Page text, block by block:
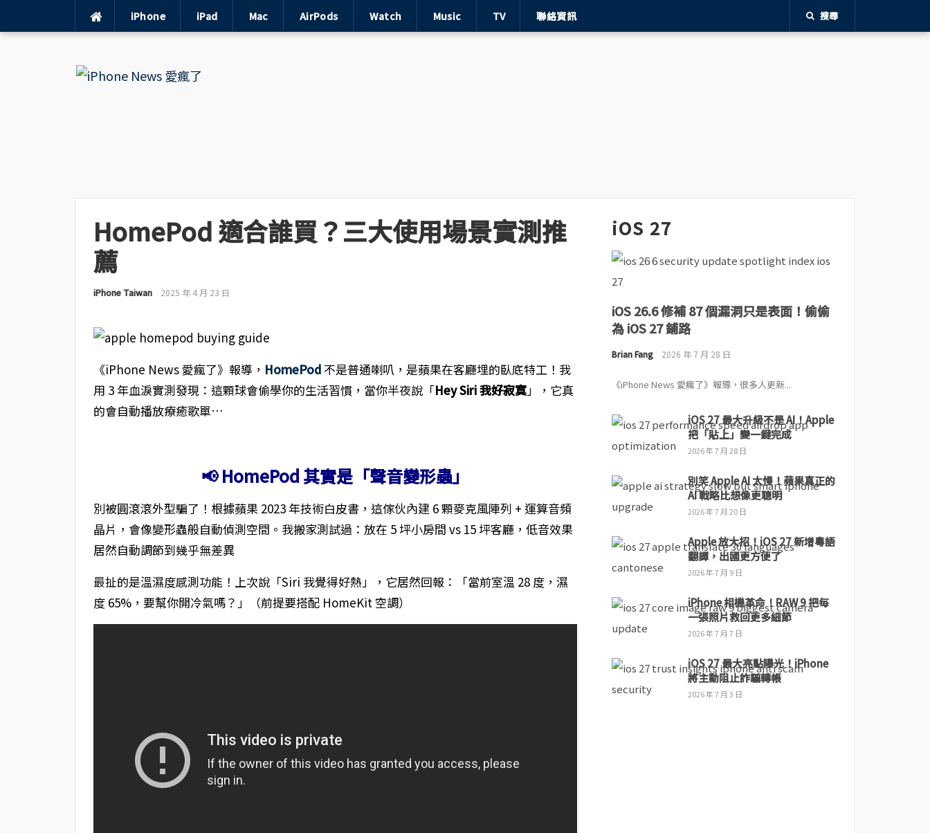
iPhone iPad Mac AirPods Watch Music TV 聯絡資訊 搜尋
HomePod 適合誰買？三大使用場景實測推
薦
iPhone Taiwan 2025 年 4 月 23 日
《iPhone News 愛瘋了》報導， HomePod不是普通喇叭，是蘋果在客廳埋的臥底特工！我
用 3 年血淚實測發現：這顆球會偷學你的生活習慣，當你半夜說「Hey Siri 我好寂寞」，它真
的會自動播放療癒歌單…
📢 HomePod 其實是「聲音變形蟲」
別被圓滾滾外型騙了！根據蘋果 2023 年技術白皮書，這傢伙內建 6 顆麥克風陣列 + 運算音頻
晶片，會像變形蟲般自動偵測空間。我搬家測試過：放在 5 坪小房間 vs 15 坪客廳，低音效果
居然自動調節到幾乎無差異
最扯的是溫濕度感測功能！上次說「Siri 我覺得好熱」，它居然回報：「當前室溫 28 度，濕
度 65%，要幫你開冷氣嗎？」（前提要搭配 HomeKit 空調）
iOS 27
iOS 26.6 修補 87 個漏洞只是表面！偷偷
為 iOS 27 鋪路
Brian Fang 2026 年 7 月 28 日
《iPhone News 愛瘋了》報導，很多人更新...
iOS 27 最大升級不是 AI！Apple
把「貼上」變一鍵完成
2026 年 7 月 28 日
別笑 Apple AI 太慢！蘋果真正的
AI 戰略比想像更聰明
2026 年 7 月 20 日
Apple 放大招！iOS 27 新增粵語
翻譯，出國更方便了
2026 年 7 月 9 日
iPhone 相機革命！RAW 9 把每
一張照片救回更多細節
2026 年 7 月 7 日
iOS 27 最大亮點曝光！iPhone
將主動阻止詐騙轉帳
2026 年 7 月 3 日